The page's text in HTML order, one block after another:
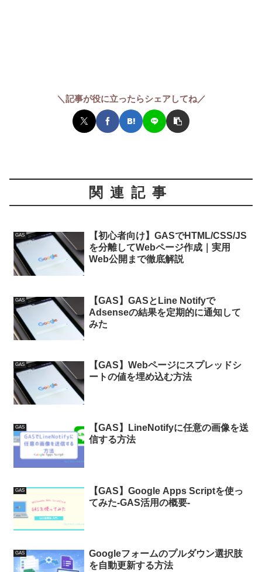
＼記事が役に立ったらシェアしてね／
関連記事
GAS
【初心者向け】GASでHTML/CSS/JS
を分離してWebページ作成｜実用
Web公開まで徹底解説
GAS
【GAS】GASとLine Notifyで
Adsenseの結果を定期的に通知して
みた
GAS
【GAS】Webページにスプレッドシ
ートの値を埋め込む方法
GAS
【GAS】LineNotifyに任意の画像を送
信する方法
GAS
【GAS】Google Apps Scriptを使っ
てみた-GAS活用の概要-
GAS
Googleフォームのプルダウン選択肢
を自動更新する方法